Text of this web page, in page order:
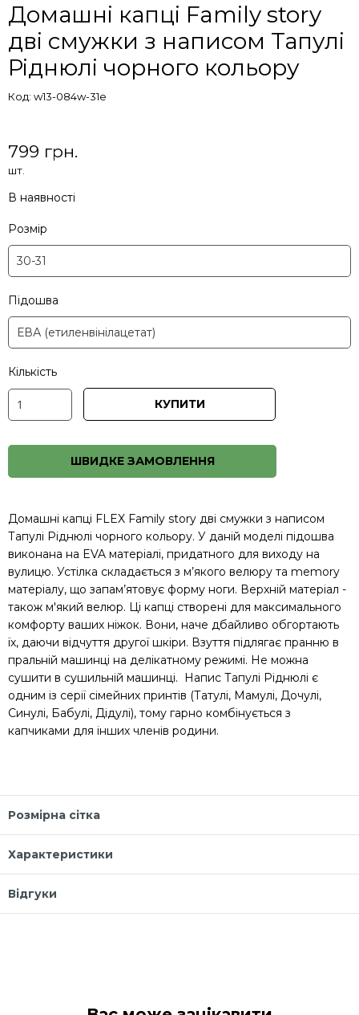
Домашні капці Family story
дві смужки з написом Тапулі
Ріднюлі чорного кольору
Код: w13-084w-31e
799 грн.
шт.
В наявності
Розмір
Підошва
Кількість
КУПИТИ
ШВИДКЕ ЗАМОВЛЕННЯ
Домашні капці FLEX Family story дві смужки з написом
Тапулі Ріднюлі чорного кольору. У даній моделі підошва
виконана на EVA матеріалі, придатного для виходу на
вулицю. Устілка складається з м’якого велюру та memory
матеріалу, що запам’ятовує форму ноги. Верхній матеріал -
також м'який велюр. Ці капці створені для максимального
комфорту ваших ніжок. Вони, наче дбайливо обгортають
їх, даючи відчуття другої шкіри. Взуття підлягає пранню в
пральній машинці на делікатному режимі. Не можна
сушити в сушильній машинці. Напис Тапулі Ріднюлі є
одним із серії сімейних принтів (Татулі, Мамулі, Дочулі,
Синулі, Бабулі, Дідулі), тому гарно комбінується з
капчиками для інших членів родини.
Розмірна сітка
Характеристики
Відгуки